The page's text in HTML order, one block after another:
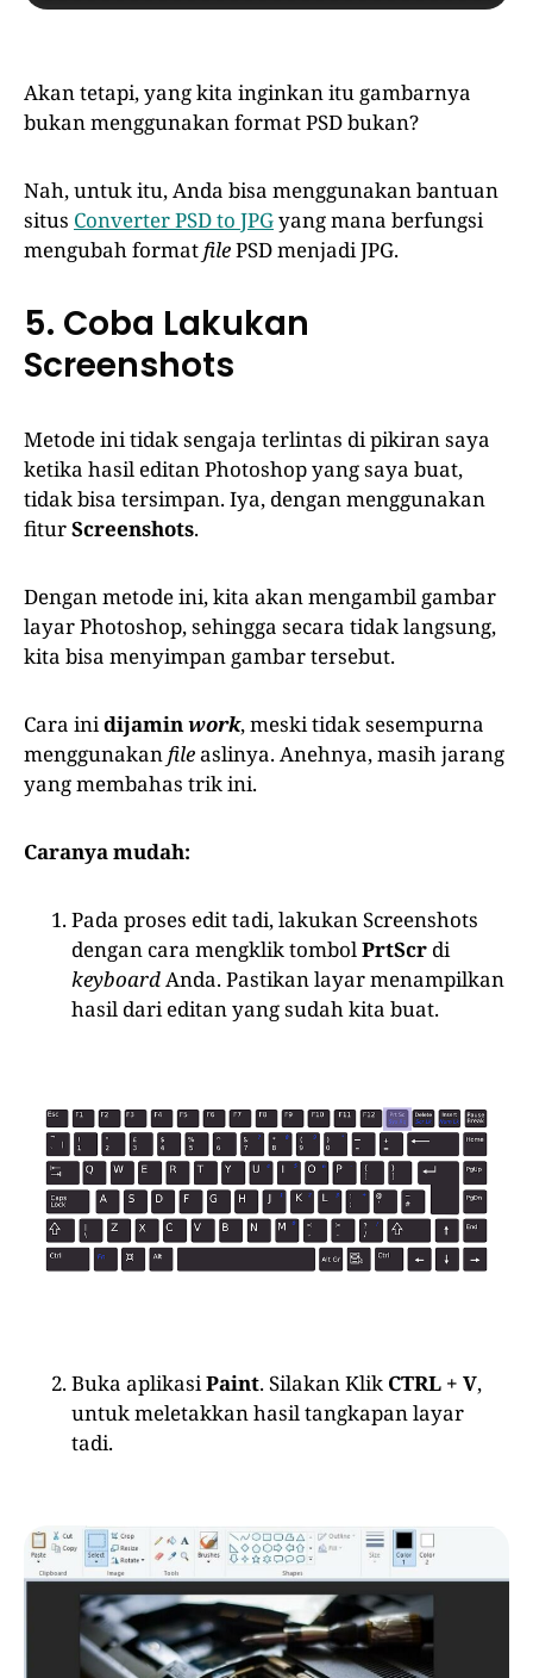
Akan tetapi, yang kita inginkan itu gambarnya
bukan menggunakan format PSD bukan?
Nah, untuk itu, Anda bisa menggunakan bantuan
situs Converter PSD to JPGyang mana berfungsi
mengubah formatfilePSD menjadi JPG.
5. Coba Lakukan
Screenshots
Metode ini tidak sengaja terlintas di pikiran saya
ketika hasil editan Photoshop yang saya buat,
tidak bisa tersimpan. Iya, dengan menggunakan
fiturScreenshots.
Dengan metode ini, kita akan mengambil gambar
layar Photoshop, sehingga secara tidak langsung,
kita bisa menyimpan gambar tersebut.
Cara inidijaminwork, meski tidak sesempurna
menggunakanfileaslinya. Anehnya, masih jarang
yang membahas trik ini.
Caranya mudah:
Pada proses edit tadi, lakukan Screenshots
dengan cara mengklik tombolPrtScr di
keyboardAnda. Pastikan layar menampilkan
hasil dari editan yang sudah kita buat.
Buka aplikasiPaint. Silakan Klik CTRL + V,
untuk meletakkan hasil tangkapan layar
tadi.